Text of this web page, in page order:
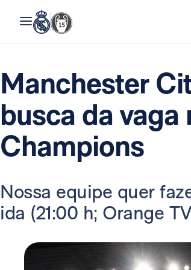
Manchester
busca da vaga
Champions
Nossa equipe quer
ida (21:00 h; Orange